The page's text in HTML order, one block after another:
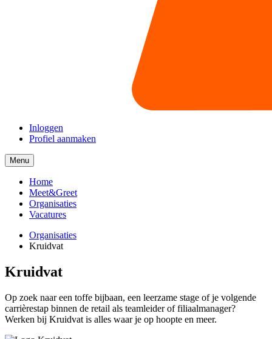
Inloggen
Profiel aanmaken
MenuMenu
collapsed
Home
Meet&Greet
Organisaties
Vacatures
Organisaties
Kruidvat
Kruidvat
Op zoek naar een toffe bijbaan, een leerzame stage of je volgende
carrièrestap binnen de retail als teamleider of filiaalmanager?
Werken bij Kruidvat is alles waar je op hoopte en meer.